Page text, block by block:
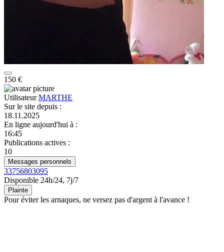
150 €
UtilisateurMARTHE
Sur le site depuis :
18.11.2025
En ligne aujourd'hui à :
16:45
Publications actives :
10
Messages personnels
33756803095
Disponible 24h/24, 7j/7
Plainte
Pour éviter les arnaques, ne versez pas d'argent à l'avance !